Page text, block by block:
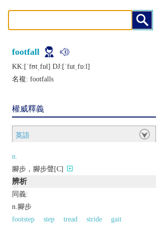
footfall
KK:[ˈfʊtˌfɒl] DJ:[ˈfutˌfɒːl]
名複: footfalls
權威釋義
英語
n.
腳步，腳步聲[C]
辨析
同義:
n.腳步
footstep
step tread stride gait